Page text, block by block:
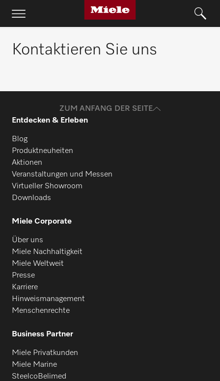
Kontaktieren Sie uns
ZUM ANFANG DER SEITE
Entdecken & Erleben
Blog
Produktneuheiten
Aktionen
Veranstaltungen und Messen
Virtueller Showroom
Downloads
Miele Corporate
Über uns
Miele Nachhaltigkeit
Miele Weltweit
Presse
Karriere
Hinweismanagement
Menschenrechte
Business Partner
Miele Privatkunden
Miele Marine
SteelcoBelimed